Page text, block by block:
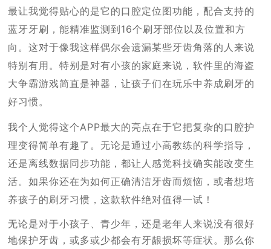
最让我觉得贴心的是它的口腔定位图功能，配合支持的
蓝牙牙刷，能精准监测到16个刷牙部位以及位置和方
向。这对于像我这样偶尔会遗漏某些牙齿角落的人来说
特别有用。特别是对有小孩的家庭来说，软件里的海盗
大争霸游戏简直是神器，让孩子们在玩乐中养成刷牙的
好习惯。
我个人觉得这个APP最大的亮点在于它把复杂的口腔护
理变得简单有趣了。无论是通过小高教练的科学指导，
还是离线数据同步功能，都让人感觉科技确实能改变生
活。如果你还在为如何正确清洁牙齿而烦恼，或者想培
养孩子的刷牙习惯，这款软件绝对值得一试！
无论是对于小孩子、青少年，还是老年人来说没有很好
地保护牙齿，或多或少都会有牙龈损坏等症状。那么你